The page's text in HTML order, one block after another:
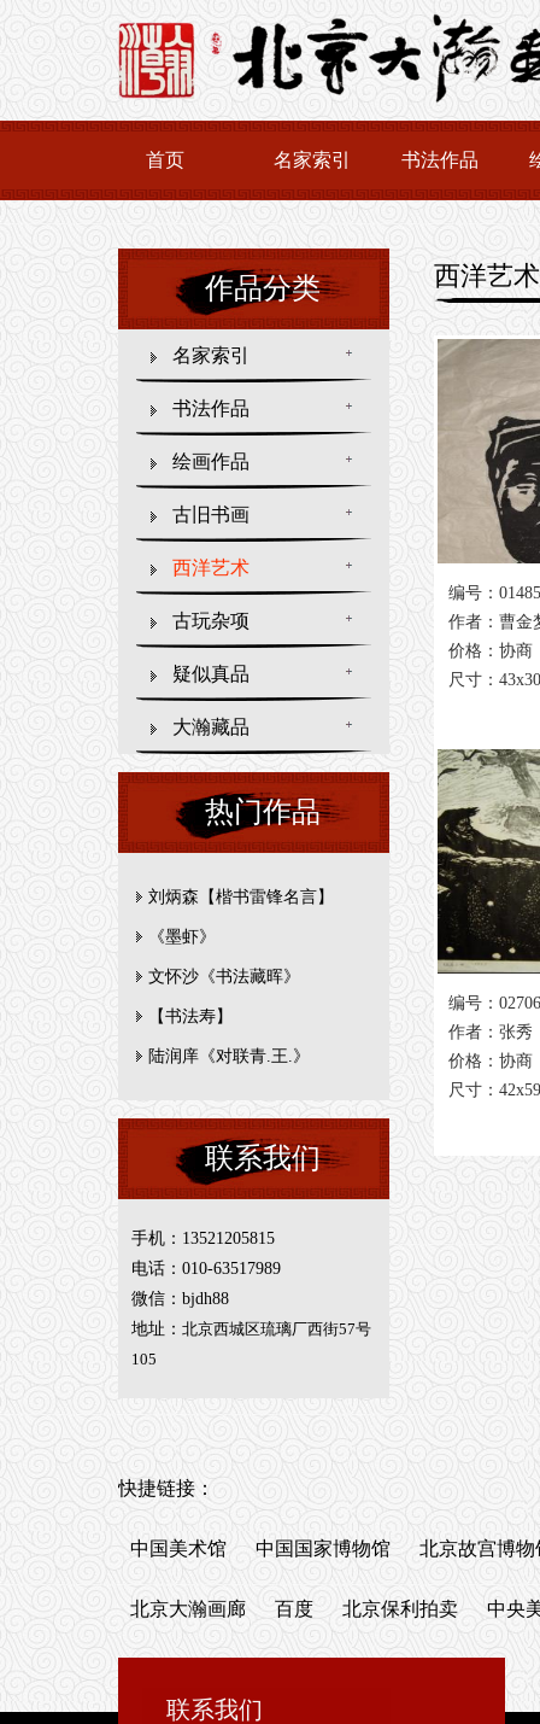
首页 名家索引 书法作品
作品分类
名家索引
书法作品
绘画作品
古旧书画
西洋艺术
古玩杂项
疑似真品
大瀚藏品
热门作品
刘炳森【楷书雷锋名言】
《墨虾》
文怀沙《书法藏晖》
【书法寿】
陆润庠《对联青.王.》
联系我们
手机：13521205815
电话：010-63517989
微信：bjdh88
地址： 北京西城区琉璃厂西街57号
105
西洋艺术
编号：
作者：曹金
价格：协商
尺寸：43x30
编号：
作者：张秀
价格：协商
尺寸：42x59
快捷链接：
中国美术馆 中国国家博物馆 北京故宫博物
北京大瀚画廊 百度 北京保利拍卖 中央
联系我们